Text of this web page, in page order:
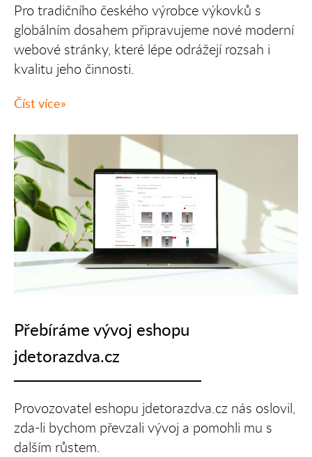
Pro tradičního českého výrobce výkovků s
globálním dosahem připravujeme nové moderní
webové stránky, které lépe odrážejí rozsah i
kvalitu jeho činnosti.
Číst více
Přebíráme vývoj eshopu
jdetorazdva.cz
Provozovatel eshopu jdetorazdva.cz nás oslovil,
zda-li bychom převzali vývoj a pomohli mu s
dalším růstem.